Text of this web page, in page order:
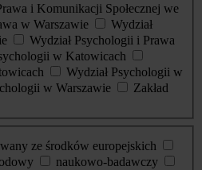
i Komunikacji Społecznej we
w Warszawie
Wydział
Wydział Psychologii i Prawa
w Katowicach
Wydział Psychologii w
w Warszawie
Zakład
ze środków europejskich
naukowo-badawczy